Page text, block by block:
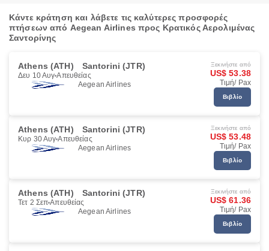
Κάντε κράτηση και λάβετε τις καλύτερες προσφορές
πτήσεων από Aegean Airlines προς Κρατικός Αερολιμένας
Σαντορίνης
Athens (ATH) Santorini (JTR)
Δευ 10 Αυγ Απευθείας
Aegean Airlines
Ξεκινήστε από
US$ 53.38
Τιμή/ Pax
Βιβλίο
Athens (ATH) Santorini (JTR)
Κυρ 30 Αυγ Απευθείας
Aegean Airlines
Ξεκινήστε από
US$ 53.48
Τιμή/ Pax
Βιβλίο
Athens (ATH) Santorini (JTR)
Τετ 2 Σεπ Απευθείας
Aegean Airlines
Ξεκινήστε από
US$ 61.36
Τιμή/ Pax
Βιβλίο